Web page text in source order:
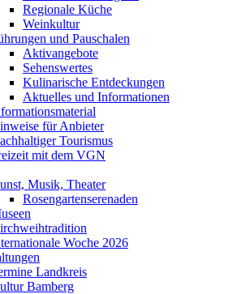
Regionale Küche
Weinkultur
und Pauschalen
Aktivangebote
Sehenswertes
Kulinarische Entdeckungen
Aktuelles und Informationen
für Anbieter
Tourismus
mit dem VGN
Musik, Theater
Rosengartenserenaden
Woche 2026
Landkreis
Bamberg